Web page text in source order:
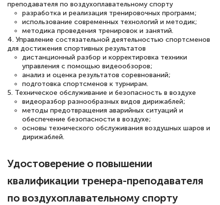
Светлана К
Знаток города 7 уровня
10 марта 2026
Оставила заявку на обучение онлайн, мне
быстро ответили, разъяснили все детали.
Обучение понравилось: огромное
количество тематической литературы,
пособий и учебников доступно на время
прохождения курса, удобная система
каком этапе…
преподавателя по воздухоплавательному спорту
разработка и реализация тренировочных программ;
использование современных технологий и методик;
методика проведения тренировок и занятий.
4. Управление состязательной деятельностью спортсменов
для достижения спортивных результатов
дистанционный разбор и корректировка техники
управления с помощью видеообзоров;
анализ и оценка результатов соревнований;
подготовка спортсменов к турнирам.
5. Техническое обслуживание и безопасность в воздухе
видеоразбор разнообразных видов дирижаблей;
методы предотвращения аварийных ситуаций и
обеспечение безопасности в воздухе;
основы технического обслуживания воздушных шаров и
дирижаблей.
Удостоверение о повышении
квалификации тренера-преподавателя
по воздухоплавательному спорту